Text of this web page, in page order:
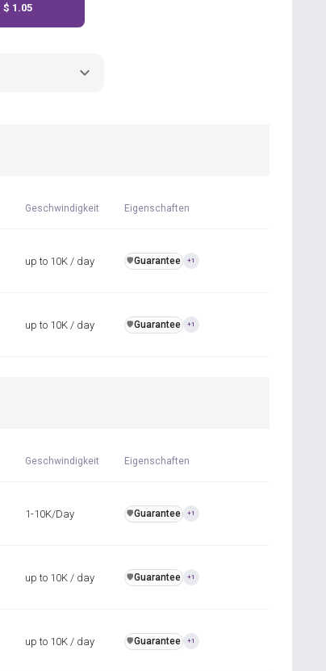
$ 1.05
Geschwindigkeit Eigenschaften
up to 10K / day ️🛡️Guarantee +1
up to 10K / day ️🛡️Guarantee +1
Geschwindigkeit Eigenschaften
1-10K/Day ️🛡️Guarantee +1
up to 10K / day ️🛡️Guarantee +1
up to 10K / day ️🛡️Guarantee +1